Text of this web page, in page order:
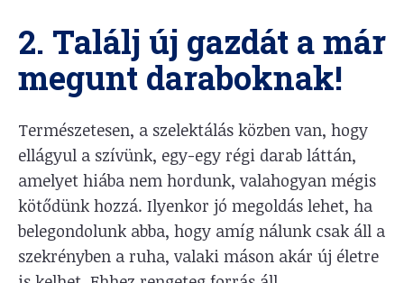
2. Találj új gazdát a már
megunt daraboknak!
Természetesen, a szelektálás közben van, hogy
ellágyul a szívünk, egy-egy régi darab láttán,
amelyet hiába nem hordunk, valahogyan mégis
kötődünk hozzá. Ilyenkor jó megoldás lehet, ha
belegondolunk abba, hogy amíg nálunk csak áll a
szekrényben a ruha, valaki máson akár új életre